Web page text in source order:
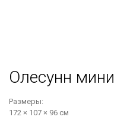
Олесунн мини
Размеры:
172 × 107 × 96 см